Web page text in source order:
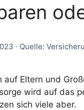
· Quelle:
auf Eltern und
wird auf das
sich viele aber.